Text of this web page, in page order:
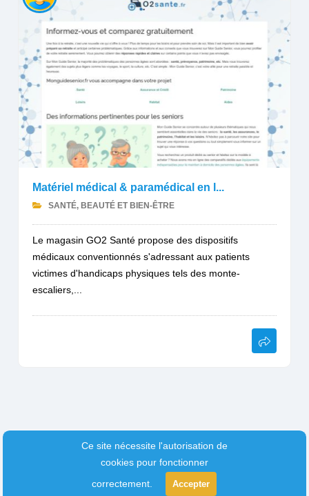
Matériel médical & paramédical en l...
SANTÉ, BEAUTÉ ET BIEN-ÊTRE
Le magasin GO2 Santé propose des dispositifs
médicaux conventionnés s'adressant aux patients
victimes d'handicaps physiques tels des monte-
escaliers,...
Ce site nécessite l'autorisation de
cookies pour fonctionner
correctement.
Accepter